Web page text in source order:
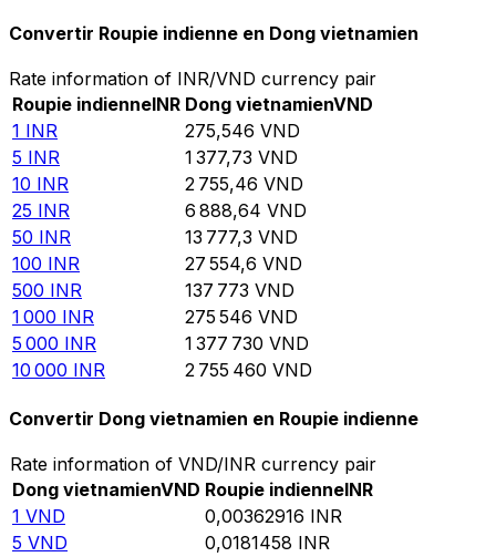
Convertir Roupie indienne en Dong vietnamien
Rate information of INR/VND currency pair
Roupie indienneINR Dong vietnamienVND
1 INR 275,546 VND
5 INR 1 377,73 VND
10 INR 2 755,46 VND
25 INR 6 888,64 VND
50 INR 13 777,3 VND
100 INR 27 554,6 VND
500 INR 137 773 VND
1 000 INR 275 546 VND
5 000 INR 1 377 730 VND
10 000 INR 2 755 460 VND
Convertir Dong vietnamien en Roupie indienne
Rate information of VND/INR currency pair
Dong vietnamienVND Roupie indienneINR
1 VND 0,00362916 INR
5 VND 0,0181458 INR